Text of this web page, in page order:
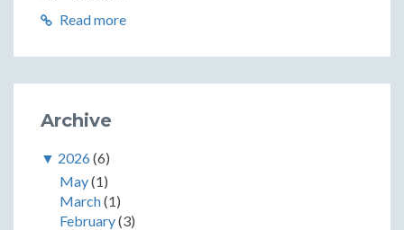
Read more
Archive
▼ 2026(6)
May(1)
March(1)
February(3)